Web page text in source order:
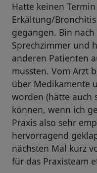
Hatte keinen
Erkältung/
gegangen. Bin
Sprechzimmer und
anderen Patienten
mussten. Vom Arzt
über Medikamente
worden (hätte auch
können, wenn ich
Praxis also sehr
hervorragend
nächsten Mal kurz
für das Praxisteam